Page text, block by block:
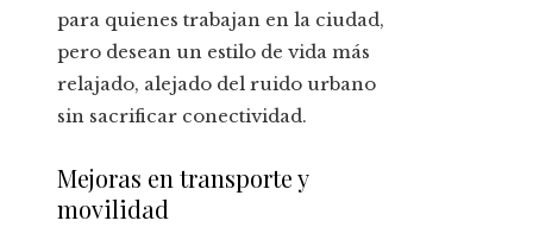
para quienes trabajan en la ciudad,
pero desean un estilo de vida más
relajado, alejado del ruido urbano
sin sacrificar conectividad.
Mejoras en transporte y
movilidad